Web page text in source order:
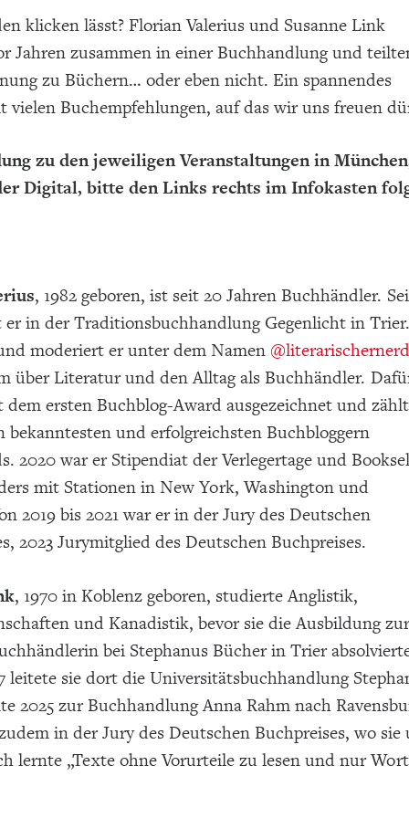
klicken lässt? Florian Valerius und Susanne Link
Jahren zusammen in einer Buchhandlung und
zu Büchern… oder eben nicht. Ein spannendes
vielen Buchempfehlungen, auf das wir uns freuen
zu den jeweiligen Veranstaltungen in
Digital, bitte den Links rechts im Infokasten
, 1982 geboren, ist seit 20 Jahren Buchhändler.
er in der Traditionsbuchhandlung Gegenlicht in
moderiert er unter dem Namen @literarischernerd
über Literatur und den Alltag als Buchhändler.
ersten Buchblog-Award ausgezeichnet und zählt
bekanntesten und erfolgreichsten Buchbloggern
2020 war er Stipendiat der Verlegertage und
mit Stationen in New York, Washington und
2019 bis 2021 war er in der Jury des Deutschen
2023 Jurymitglied des Deutschen Buchpreises.
, 1970 in Koblenz geboren, studierte Anglistik,
und Kanadistik, bevor sie die Ausbildung zur
bei Stephanus Bücher in Trier
leitete sie dort die Universitätsbuchhandlung
2025 zur Buchhandlung Anna Rahm nach
in der Jury des Deutschen Buchpreises, wo sie
lernte „Texte ohne Vorurteile zu lesen und nur